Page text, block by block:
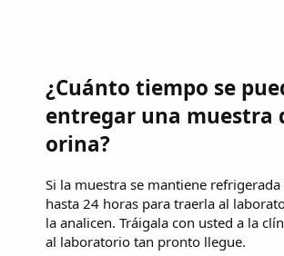
¿Cuánto tiempo se
entregar una muestra
orina?
Si la muestra se mantiene
hasta 24 horas para traerla al
la analicen. Tráigala con usted a la
al laboratorio tan pronto llegue.